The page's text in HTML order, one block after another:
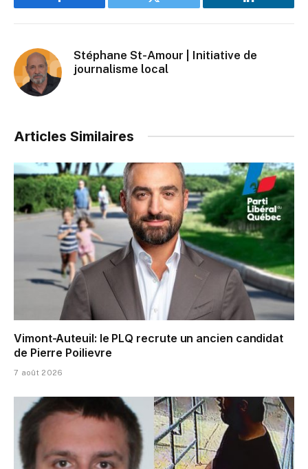
Facebook Twitter LinkedIn
Stéphane St-Amour | Initiative de
journalisme local
Articles Similaires
Vimont-Auteuil: le PLQ recrute un ancien candidat
de Pierre Poilievre
7 août 2026